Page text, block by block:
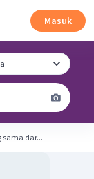
Masuk
dar...